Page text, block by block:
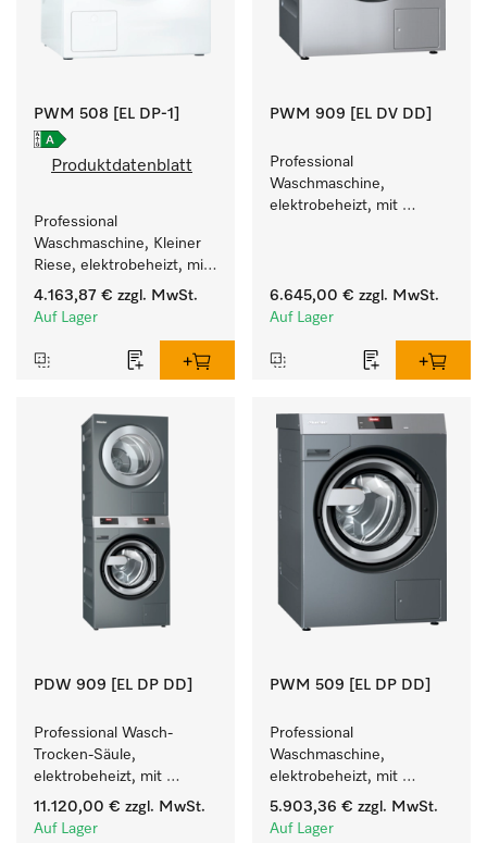
PWM 508 [EL DP-1]
Produktdatenblatt
Professional
Waschmaschine, Kleiner
Riese, elektrobeheizt, mit
Ablaufpumpe und
zielgruppenspezifischen
Leistung 8 kg  in 49 min .
4.163,87 € zzgl. MwSt.
Auf Lager
PWM 909 [EL DV DD]
Professional
Waschmaschine,
elektrobeheizt, mit
programmierbar.
6.645,00 € zzgl. MwSt.
Auf Lager
PDW 909 [EL DP DD]
Professional Wasch-
Trocken-Säule,
elektrobeheizt, mit
Laugenpumpe zum
Waschen/Trocknen auf
11.120,00 € zzgl. MwSt.
Auf Lager
PWM 509 [EL DP DD]
Professional
Waschmaschine,
elektrobeheizt, mit
Ablaufpumpe  mit
Waschmitteleinspülkasten,
5.903,36 € zzgl. MwSt.
Auf Lager